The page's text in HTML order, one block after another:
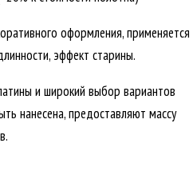
оформления, применяется
эффект старины.
и широкий выбор вариантов
нанесена, предоставляют массу